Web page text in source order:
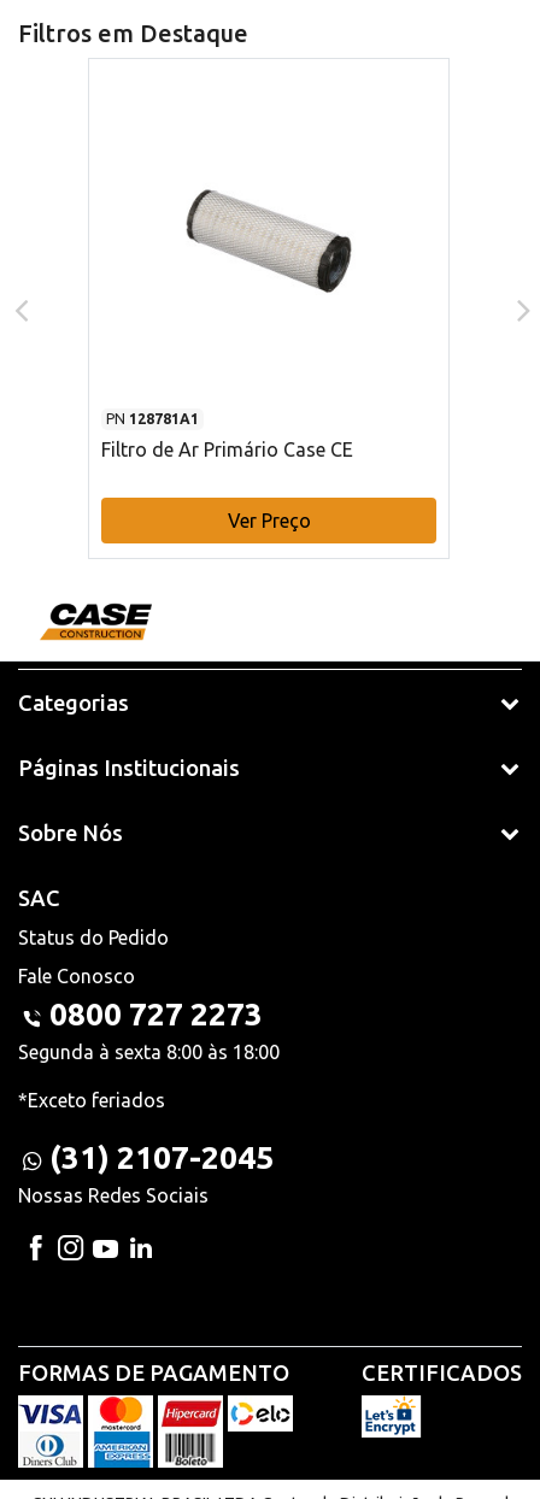
Filtros em Destaque
PN 128781A1
Filtro de Ar Primário Case CE
Ver Preço
Categorias
Páginas Institucionais
Sobre Nós
SAC
Status do Pedido
Fale Conosco
0800 727 2273
Segunda à sexta 8:00 às 18:00
*Exceto feriados
(31) 2107-2045
Nossas Redes Sociais
FORMAS DE PAGAMENTO CERTIFICADOS